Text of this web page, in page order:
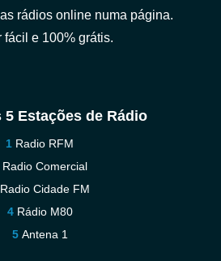
rádios online numa página.
fácil e 100% grátis.
5 Estações de Rádio
Radio RFM
Radio Comercial
Radio Cidade FM
Rádio M80
Antena 1